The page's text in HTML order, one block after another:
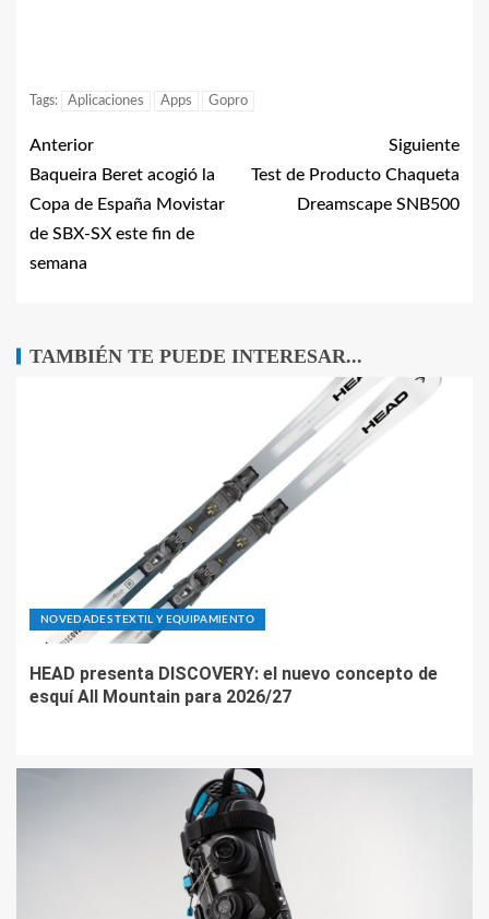
Tags: Aplicaciones Apps Gopro
Anterior
Baqueira Beret acogió la
Copa de España Movistar
de SBX-SX este fin de
semana
Siguiente
Test de Producto Chaqueta
Dreamscape SNB500
TAMBIÉN TE PUEDE INTERESAR...
NOVEDADES TEXTIL Y EQUIPAMIENTO
HEAD presenta DISCOVERY: el nuevo concepto de
esquí All Mountain para 2026/27